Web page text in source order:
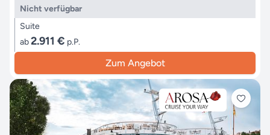
Nicht verfügbar
Suite
ab2.911 € p.P.
Zum Angebot